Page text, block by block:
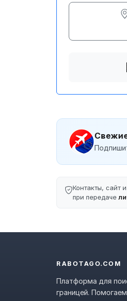
Контакты, сайт
при передаче
RABOTAGO.COM
Платформа для
границей.